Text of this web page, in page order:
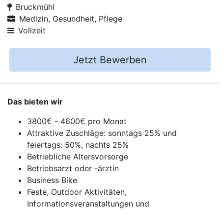
Bruckmühl
Medizin, Gesundheit, Pflege
Vollzeit
Jetzt Bewerben
Das bieten wir
3800€ - 4600€ pro Monat
Attraktive Zuschläge: sonntags 25% und
feiertags: 50%, nachts 25%
Betriebliche Altersvorsorge
Betriebsarzt oder -ärztin
Business Bike
Feste, Outdoor Aktivitäten,
Informationsveranstaltungen und